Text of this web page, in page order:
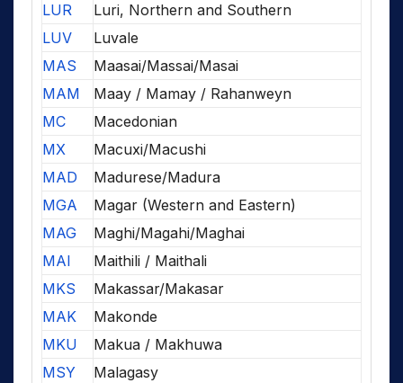
LUR
Luri, Northern and Southern
LUV
Luvale
MAS
Maasai/Massai/Masai
MAM
Maay / Mamay / Rahanweyn
MC
Macedonian
MX
Macuxi/Macushi
MAD
Madurese/Madura
MGA
Magar (Western and Eastern)
MAG
Maghi/Magahi/Maghai
MAI
Maithili / Maithali
MKS
Makassar/Makasar
MAK
Makonde
MKU
Makua / Makhuwa
MSY
Malagasy